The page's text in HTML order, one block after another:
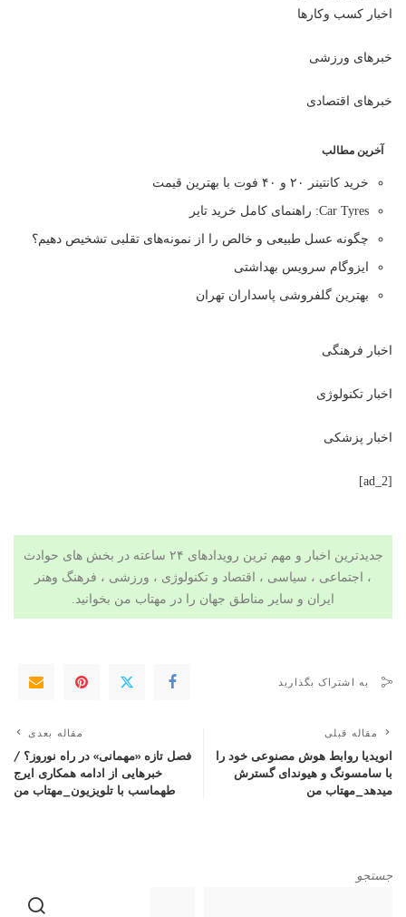
اخبار کسب وکارها
خبرهای ورزشی
خبرهای اقتصادی
آخرین مطالب
خرید کانتینر ۲۰ و ۴۰ فوت با بهترین قیمت
Car Tyres: راهنمای کامل خرید تایر
چگونه عسل طبیعی و خالص را از نمونه‌های تقلبی تشخیص دهیم؟
ایزوگام سرویس بهداشتی
بهترین گلفروشی پاسداران تهران
اخبار فرهنگی
اخبار تکنولوژی
اخبار پزشکی
[ad_2]
جدیدترین اخبار و مهم ترین رویدادهای ۲۴ ساعته در بخش های حوادث
، اجتماعی ، سیاسی ، اقتصاد و تکنولوژی ، ورزشی ، فرهنگ وهنر
ایران و سایر مناطق جهان را در مهتاب من بخوانید.
به اشتراک بگذارید
مقاله قبلی
انویدیا روابط هوش مصنوعی خود را
با سامسونگ و هیوندای گسترش
میدهد_مهتاب من
مقاله بعدی
فصل تازه «مهمانی» در راه نوروز؟ /
خبرهایی از ادامه همکاری ایرج
طهماسب با تلویزیون_مهتاب من
جستجو